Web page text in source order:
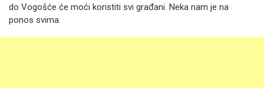
do Vogošće će moći koristiti svi građani. Neka nam je na
ponos svima.